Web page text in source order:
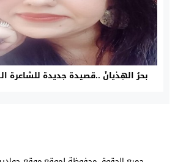
بحرُ الهِذيانْ ..قصيدة جديدة للشاعرة